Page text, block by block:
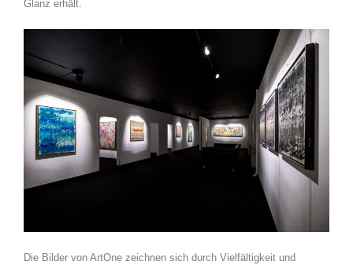
Glanz erhält.
Die Bilder von ArtOne zeichnen sich durch Vielfältigkeit und